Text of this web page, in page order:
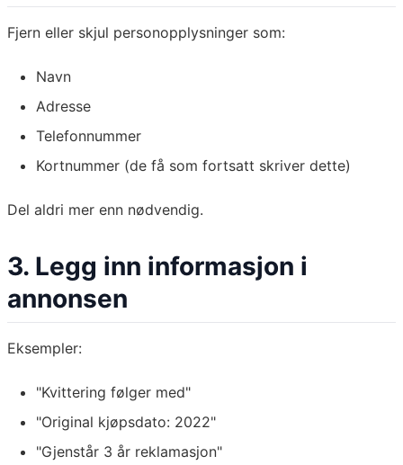
Fjern eller skjul personopplysninger som:
Navn
Adresse
Telefonnummer
Kortnummer (de få som fortsatt skriver dette)
Del aldri mer enn nødvendig.
3. Legg inn informasjon i
annonsen
Eksempler:
"Kvittering følger med"
"Original kjøpsdato: 2022"
"Gjenstår 3 år reklamasjon"